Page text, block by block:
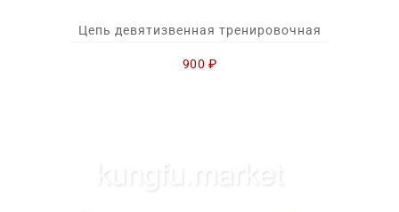
Цепь девятизвенная тренировочная
900 ₽